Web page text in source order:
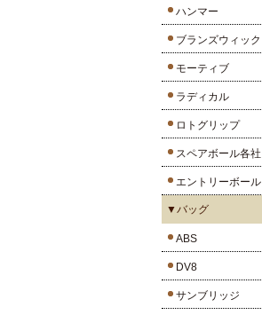
ハンマー
ブランズウィック
モーティブ
ラディカル
ロトグリップ
スペアボール各社
エントリーボール
▼バッグ
ABS
DV8
サンブリッジ